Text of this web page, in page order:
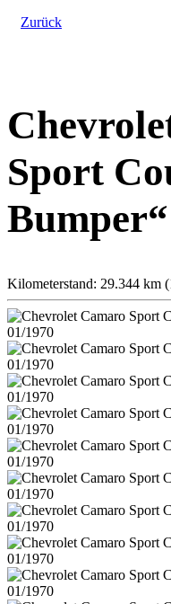
Zurück
Sport
Bumper“
Kilometerstand: 29.344 km